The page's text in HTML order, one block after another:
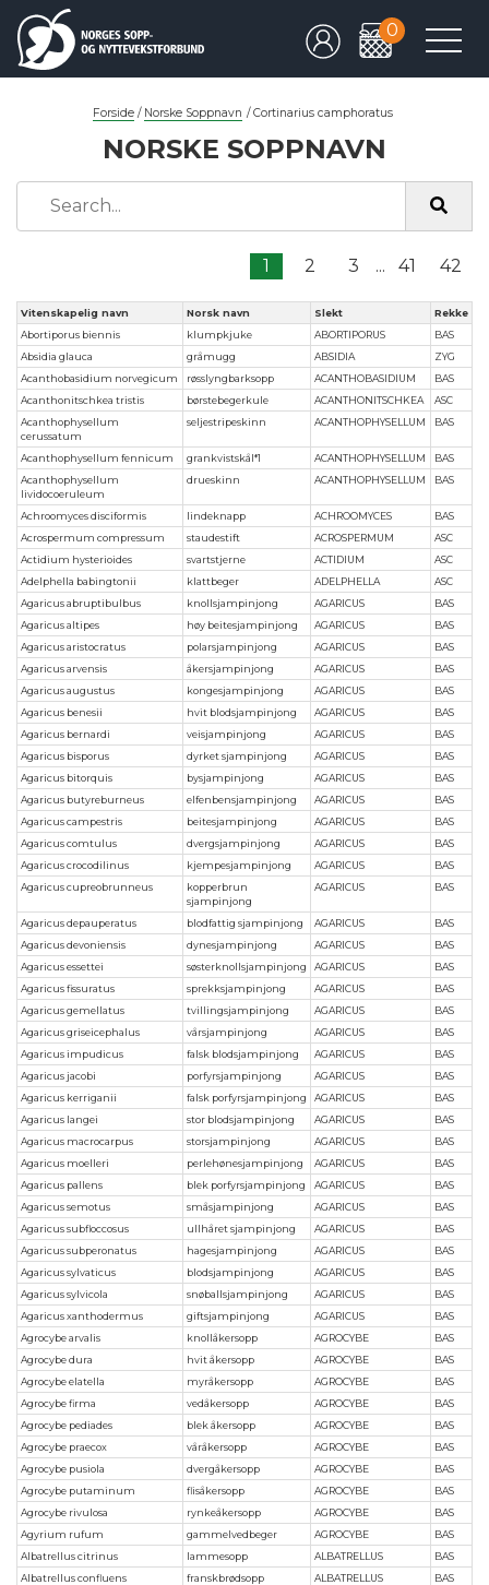
0
Forside / Norske Soppnavn / Cortinarius camphoratus
NORSKE SOPPNAVN
1 2 3 ... 41 42
Vitenskapelig navn Norsk navn Slekt
Rekke
Abortiporus biennis
klumpkjuke ABORTIPORUS
BAS
Absidia glauca
gråmugg ABSIDIA
ZYG
Acanthobasidium norvegicum
røsslyngbarksopp ACANTHOBASIDIUM
BAS
Acanthonitschkea tristis
børstebegerkule ACANTHONITSCHKEA
ASC
Acanthophysellum
cerussatum
seljestripeskinn ACANTHOPHYSELLUM BAS
Acanthophysellum fennicum grankvistskål*1 ACANTHOPHYSELLUM
BAS
Acanthophysellum
lividocoeruleum
drueskinn ACANTHOPHYSELLUM BAS
Achroomyces disciformis lindeknapp ACHROOMYCES
BAS
Acrospermum compressum
staudestift ACROSPERMUM
ASC
Actidium hysterioides
svartstjerne ACTIDIUM
ASC
Adelphella babingtonii
klattbeger ADELPHELLA
ASC
Agaricus abruptibulbus
knollsjampinjong AGARICUS
BAS
Agaricus altipes
høy beitesjampinjong AGARICUS
BAS
Agaricus aristocratus
polarsjampinjong AGARICUS
BAS
Agaricus arvensis
åkersjampinjong AGARICUS
BAS
Agaricus augustus
kongesjampinjong AGARICUS
BAS
Agaricus benesii
hvit blodsjampinjong AGARICUS
BAS
Agaricus bernardi
veisjampinjong AGARICUS
BAS
Agaricus bisporus
dyrket sjampinjong AGARICUS
BAS
Agaricus bitorquis
bysjampinjong AGARICUS
BAS
Agaricus butyreburneus
elfenbensjampinjong AGARICUS
BAS
Agaricus campestris
beitesjampinjong AGARICUS
BAS
Agaricus comtulus
dvergsjampinjong AGARICUS
BAS
Agaricus crocodilinus
kjempesjampinjong AGARICUS
BAS
Agaricus cupreobrunneus
kopperbrun
sjampinjong
AGARICUS BAS
Agaricus depauperatus blodfattig sjampinjong AGARICUS
BAS
Agaricus devoniensis
dynesjampinjong AGARICUS
BAS
Agaricus essettei
søsterknollsjampinjong AGARICUS
BAS
Agaricus fissuratus
sprekksjampinjong AGARICUS
BAS
Agaricus gemellatus
tvillingsjampinjong AGARICUS
BAS
Agaricus griseicephalus
vårsjampinjong AGARICUS
BAS
Agaricus impudicus
falsk blodsjampinjong AGARICUS
BAS
Agaricus jacobi
porfyrsjampinjong AGARICUS
BAS
Agaricus kerriganii
falsk porfyrsjampinjong AGARICUS
BAS
Agaricus langei
stor blodsjampinjong AGARICUS
BAS
Agaricus macrocarpus
storsjampinjong AGARICUS
BAS
Agaricus moelleri
perlehønesjampinjong AGARICUS
BAS
Agaricus pallens
blek porfyrsjampinjong AGARICUS
BAS
Agaricus semotus
småsjampinjong AGARICUS
BAS
Agaricus subfloccosus
ullhåret sjampinjong AGARICUS
BAS
Agaricus subperonatus
hagesjampinjong AGARICUS
BAS
Agaricus sylvaticus
blodsjampinjong AGARICUS
BAS
Agaricus sylvicola
snøballsjampinjong AGARICUS
BAS
Agaricus xanthodermus
giftsjampinjong AGARICUS
BAS
Agrocybe arvalis
knollåkersopp AGROCYBE
BAS
Agrocybe dura
hvit åkersopp AGROCYBE
BAS
Agrocybe elatella
myråkersopp AGROCYBE
BAS
Agrocybe firma
vedåkersopp AGROCYBE
BAS
Agrocybe pediades
blek åkersopp AGROCYBE
BAS
Agrocybe praecox
våråkersopp AGROCYBE
BAS
Agrocybe pusiola
dvergåkersopp AGROCYBE
BAS
Agrocybe putaminum
flisåkersopp AGROCYBE
BAS
Agrocybe rivulosa
rynkeåkersopp AGROCYBE
BAS
Agyrium rufum
gammelvedbeger AGROCYBE
BAS
Albatrellus citrinus
lammesopp ALBATRELLUS
BAS
Albatrellus confluens
franskbrødsopp ALBATRELLUS
BAS